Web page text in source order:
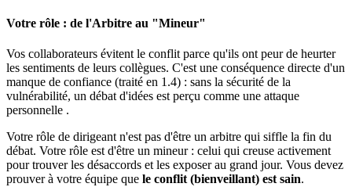
Votre rôle : de l'Arbitre au "Mineur"
Vos collaborateurs évitent le conflit parce qu'ils ont peur de heurter
les sentiments de leurs collègues. C'est une conséquence directe d'un
manque de confiance (traité en 1.4) : sans la sécurité de la
vulnérabilité, un débat d'idées est perçu comme une attaque
personnelle .
Votre rôle de dirigeant n'est pas d'être un arbitre qui siffle la fin du
débat. Votre rôle est d'être un mineur : celui qui creuse activement
pour trouver les désaccords et les exposer au grand jour. Vous devez
prouver à votre équipe que le conflit (bienveillant) est sain.